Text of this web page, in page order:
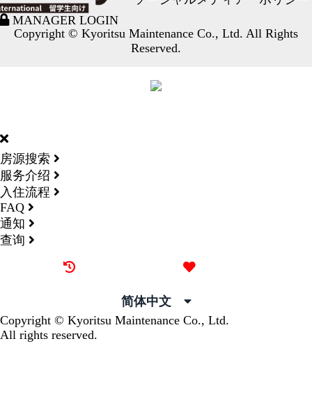
MANAGER LOGIN
Copyright © Kyoritsu Maintenance Co., Ltd. All Rights
Reserved.
房源搜索
服务介绍
入住流程
FAQ
通知
查询
简体中文
Copyright © Kyoritsu Maintenance Co., Ltd.
All rights reserved.